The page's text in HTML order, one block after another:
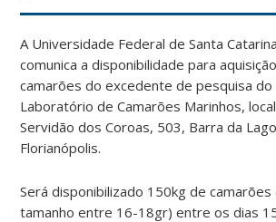
A Universidade Federal de Santa
comunica a disponibilidade para
camarões do excedente de pesquisa do
Laboratório de Camarões Marinhos,
Servidão dos Coroas, 503, Barra da
Florianópolis.
Será disponibilizado 150kg de camarões
tamanho entre 16-18gr) entre os dias